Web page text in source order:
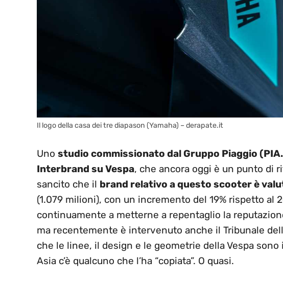
Il logo della casa dei tre diapason (Yamaha) – derapate.it
Uno studio commissionato dal Gruppo Piaggio
Interbrand su Vespa, che ancora oggi è un punto di
sancito che il brand relativo a questo scooter è
(1.079 milioni), con un incremento del 19% rispetto al
continuamente a metterne a repentaglio la
ma recentemente è intervenuto anche il Tribunale
che le linee, il design e le geometrie della Vespa
Asia c’è qualcuno che l’ha “copiata”. O quasi.